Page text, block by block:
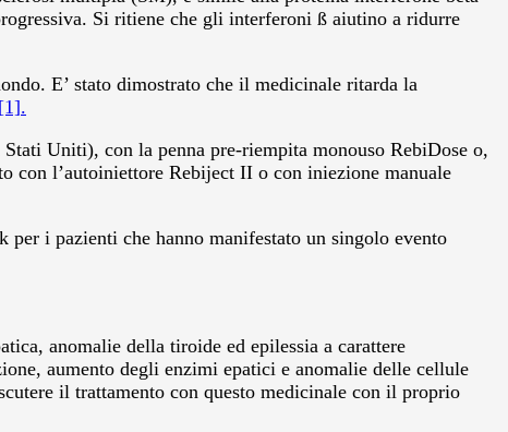
Si ritiene che gli interferoni ß aiutino a ridurre
E’ stato dimostrato che il medicinale ritarda la
[1].
Uniti), con la penna pre-riempita monouso RebiDose o,
con l’autoiniettore Rebiject II o con iniezione manuale
per i pazienti che hanno manifestato un singolo evento
anomalie della tiroide ed epilessia a carattere
aumento degli enzimi epatici e anomalie delle cellule
il trattamento con questo medicinale con il proprio